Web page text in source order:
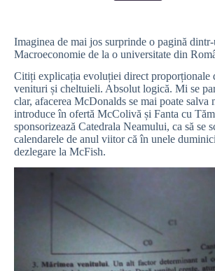
Imaginea de mai jos surprinde o pagină
Macroeconomie de la o universitate din
Citiți explicația evoluției direct proporționale
venituri și cheltuieli. Absolut logică. Mi se
clar, afacerea McDonalds se mai poate salva
introduce în ofertă McColivă și Fanta cu
sponsorizează Catedrala Neamului, ca să se
calendarele de anul viitor că în unele
dezlegare la McFish.